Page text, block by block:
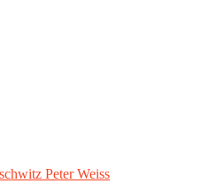
Peter Weiss